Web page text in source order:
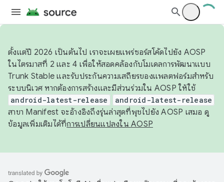
ตั้งแต่ปี 2026 เป็นต้นไป เราจะเผยแพร่ซอร์สโค้ดไปยัง AOSP
ในไตรมาสที่ 2 และ 4 เพื่อให้สอดคล้องกับโมเดลการพัฒนาแบบ
Trunk Stable และรับประกันความเสถียรของแพลตฟอร์มสำหรับ
ระบบนิเวศ หากต้องการสร้างและมีส่วนร่วมใน AOSP ให้ใช้
android-latest-release android-latest-release
สาขา Manifest จะอ้างอิงถึงรุ่นล่าสุดที่พุชไปยัง AOSP เสมอ ดู
ข้อมูลเพิ่มเติมได้ที่การเปลี่ยนแปลงใน AOSP